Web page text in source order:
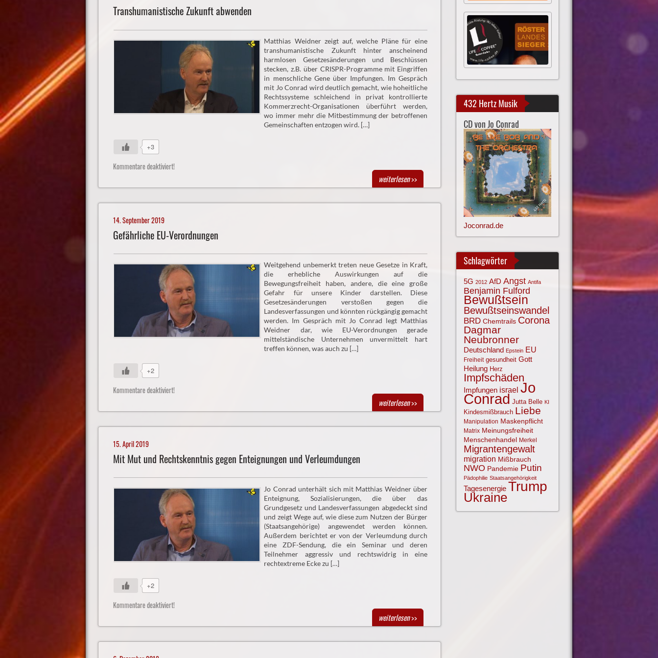
Transhumanistische Zukunft abwenden
Matthias Weidner zeigt auf, welche Pläne für eine
transhumanistische Zukunft hinter anscheinend
harmlosen Gesetzesänderungen und Beschlüssen
stecken, z.B. über CRISPR-Programme mit Eingriffen
in menschliche Gene über Impfungen. Im Gespräch
mit Jo Conrad wird deutlich gemacht, wie hoheitliche
Rechtssysteme schleichend in privat kontrollierte
Kommerzrecht-Organisationen überführt werden,
wo immer mehr die Mitbestimmung der betroffenen
Gemeinschaften entzogen wird. […]
+3
Kommentare deaktiviert!
weiterlesen>>
14. September 2019
Gefährliche EU-Verordnungen
Weitgehend unbemerkt treten neue Gesetze in Kraft,
die erhebliche Auswirkungen auf die
Bewegungsfreiheit haben, andere, die eine große
Gefahr für unsere Kinder darstellen. Diese
Gesetzesänderungen verstoßen gegen die
Landesverfassungen und könnten rückgängig gemacht
werden. Im Gespräch mit Jo Conrad legt Matthias
Weidner dar, wie EU-Verordnungen gerade
mittelständische Unternehmen unvermittelt hart
treffen können, was auch zu […]
+2
Kommentare deaktiviert!
weiterlesen>>
15. April 2019
Mit Mut und Rechtskenntnis gegen Enteignungen und Verleumdungen
Jo Conrad unterhält sich mit Matthias Weidner über
Enteignung, Sozialisierungen, die über das
Grundgesetz und Landesverfassungen abgedeckt sind
und zeigt Wege auf, wie diese zum Nutzen der Bürger
(Staatsangehörige) angewendet werden können.
Außerdem berichtet er von der Verleumdung durch
eine ZDF-Sendung, die ein Seminar und deren
Teilnehmer aggressiv und rechtswidrig in eine
rechtextreme Ecke zu […]
+2
Kommentare deaktiviert!
weiterlesen>>
432 Hertz Musik
CD von Jo Conrad
Joconrad.de
Schlagwörter
5G 2012 AfD Angst Antifa
Benjamin Fulford
Bewußtsein
Bewußtseinswandel
BRD Chemtrails Corona
Dagmar
Neubronner
Deutschland Epstein EU
Freiheit gesundheit Gott
Heilung Herz
Impfschäden
Impfungen israel Jo
Conrad Jutta Belle KI
Kindesmißbrauch Liebe
Manipulation Maskenpflicht
Matrix Meinungsfreiheit
Menschenhandel Merkel
Migrantengewalt
migration Mißbrauch
NWO Pandemie Putin
Pädophilie Staatsangehörigkeit
Tagesenergie Trump
Ukraine